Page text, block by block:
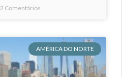
2 Comentários
AMÉRICA DO NORTE